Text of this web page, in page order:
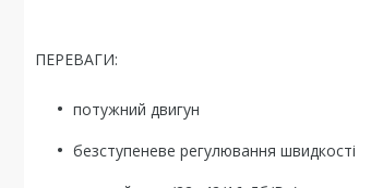
ПЕРЕВАГИ:
потужний двигун
безступеневе регулювання швидкості